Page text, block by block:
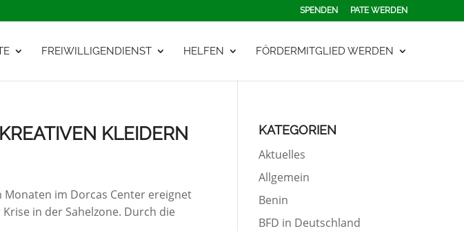
SPENDEN PATE WERDEN
FREIWILLIGENDIENST HELFEN FÖRDERMITGLIED WERDEN
KLEIDERN
Monaten im Dorcas Center ereignet
in der Sahelzone. Durch die
KATEGORIEN
Aktuelles
Allgemein
Benin
BFD in Deutschland